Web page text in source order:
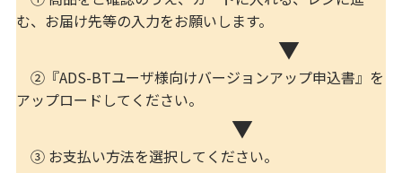
む、お届け先等の入力をお願いします。
▼
②『ADS-BTユーザ様向けバージョンアップ申込書』を
アップロードしてください。
▼
③ お支払い方法を選択してください。